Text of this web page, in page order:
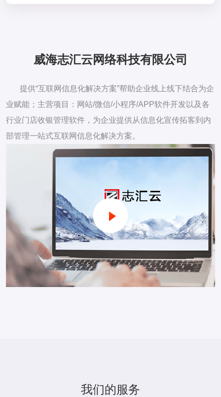
威海志汇云网络科技有限公司
提供“互联网信息化解决方案”帮助企业线上线下结合为企
业赋能；主营项目：网站/微信/小程序/APP软件开发以及各
行业门店收银管理软件，为企业提供从信息化宣传拓客到内
部管理一站式互联网信息化解决方案。
我们的服务